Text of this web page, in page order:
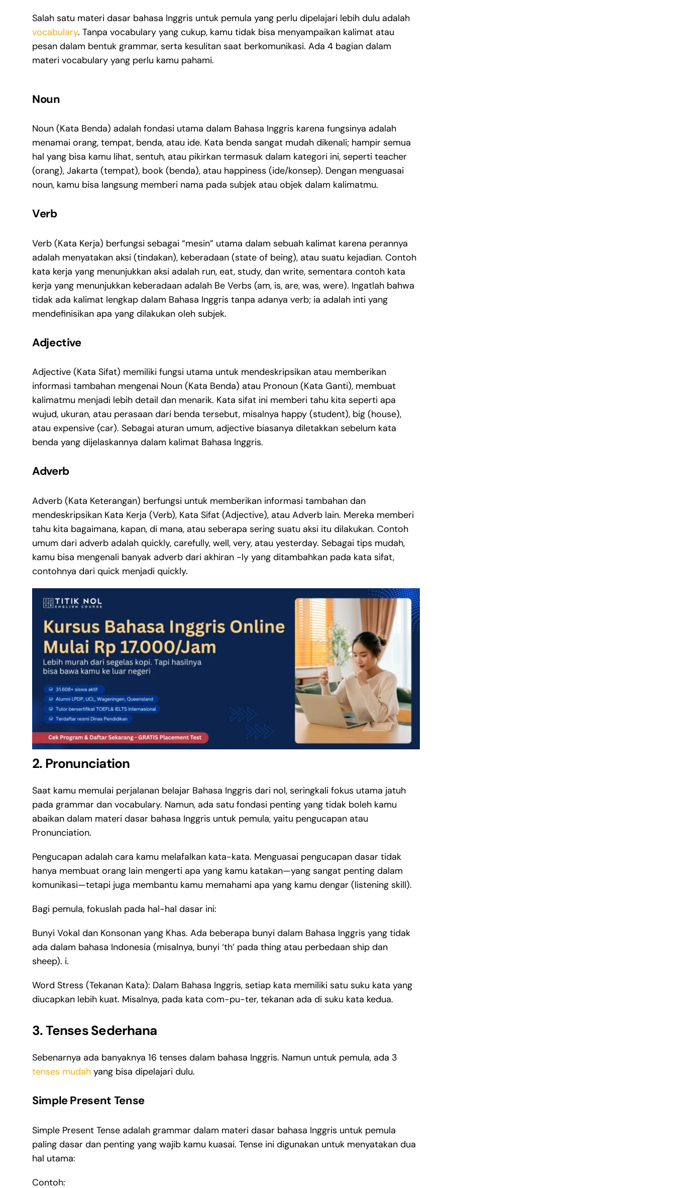
Salah satu materi dasar bahasa Inggris untuk pemula yang perlu dipelajari lebih dulu adalah
vocabulary. Tanpa vocabulary yang cukup, kamu tidak bisa menyampaikan kalimat atau
pesan dalam bentuk grammar, serta kesulitan saat berkomunikasi. Ada 4 bagian dalam
materi vocabulary yang perlu kamu pahami.
Noun
Noun (Kata Benda) adalah fondasi utama dalam Bahasa Inggris karena fungsinya adalah
menamai orang, tempat, benda, atau ide. Kata benda sangat mudah dikenali; hampir semua
hal yang bisa kamu lihat, sentuh, atau pikirkan termasuk dalam kategori ini, seperti teacher
(orang), Jakarta (tempat), book (benda), atau happiness (ide/konsep). Dengan menguasai
noun, kamu bisa langsung memberi nama pada subjek atau objek dalam kalimatmu.
Verb
Verb (Kata Kerja) berfungsi sebagai “mesin” utama dalam sebuah kalimat karena perannya
adalah menyatakan aksi (tindakan), keberadaan (state of being), atau suatu kejadian. Contoh
kata kerja yang menunjukkan aksi adalah run, eat, study, dan write, sementara contoh kata
kerja yang menunjukkan keberadaan adalah Be Verbs (am, is, are, was, were). Ingatlah bahwa
tidak ada kalimat lengkap dalam Bahasa Inggris tanpa adanya verb; ia adalah inti yang
mendefinisikan apa yang dilakukan oleh subjek.
Adjective
Adjective (Kata Sifat) memiliki fungsi utama untuk mendeskripsikan atau memberikan
informasi tambahan mengenai Noun (Kata Benda) atau Pronoun (Kata Ganti), membuat
kalimatmu menjadi lebih detail dan menarik. Kata sifat ini memberi tahu kita seperti apa
wujud, ukuran, atau perasaan dari benda tersebut, misalnya happy (student), big (house),
atau expensive (car). Sebagai aturan umum, adjective biasanya diletakkan sebelum kata
benda yang dijelaskannya dalam kalimat Bahasa Inggris.
Adverb
Adverb (Kata Keterangan) berfungsi untuk memberikan informasi tambahan dan
mendeskripsikan Kata Kerja (Verb), Kata Sifat (Adjective), atau Adverb lain. Mereka memberi
tahu kita bagaimana, kapan, di mana, atau seberapa sering suatu aksi itu dilakukan. Contoh
umum dari adverb adalah quickly, carefully, well, very, atau yesterday. Sebagai tips mudah,
kamu bisa mengenali banyak adverb dari akhiran -ly yang ditambahkan pada kata sifat,
contohnya dari quick menjadi quickly.
2. Pronunciation
Saat kamu memulai perjalanan belajar Bahasa Inggris dari nol, seringkali fokus utama jatuh
pada grammar dan vocabulary. Namun, ada satu fondasi penting yang tidak boleh kamu
abaikan dalam materi dasar bahasa Inggris untuk pemula, yaitu pengucapan atau
Pronunciation.
Pengucapan adalah cara kamu melafalkan kata-kata. Menguasai pengucapan dasar tidak
hanya membuat orang lain mengerti apa yang kamu katakan—yang sangat penting dalam
komunikasi—tetapi juga membantu kamu memahami apa yang kamu dengar (listening skill).
Bagi pemula, fokuslah pada hal-hal dasar ini:
Bunyi Vokal dan Konsonan yang Khas. Ada beberapa bunyi dalam Bahasa Inggris yang tidak
ada dalam bahasa Indonesia (misalnya, bunyi ‘th’ pada thing atau perbedaan ship dan
sheep). i.
Word Stress (Tekanan Kata): Dalam Bahasa Inggris, setiap kata memiliki satu suku kata yang
diucapkan lebih kuat. Misalnya, pada kata com-pu-ter, tekanan ada di suku kata kedua.
3. Tenses Sederhana
Sebenarnya ada banyaknya 16 tenses dalam bahasa Inggris. Namun untuk pemula, ada 3
tenses mudahyang bisa dipelajari dulu.
Simple Present Tense
Simple Present Tense adalah grammar dalam materi dasar bahasa Inggris untuk pemula
paling dasar dan penting yang wajib kamu kuasai. Tense ini digunakan untuk menyatakan dua
hal utama:
Contoh: